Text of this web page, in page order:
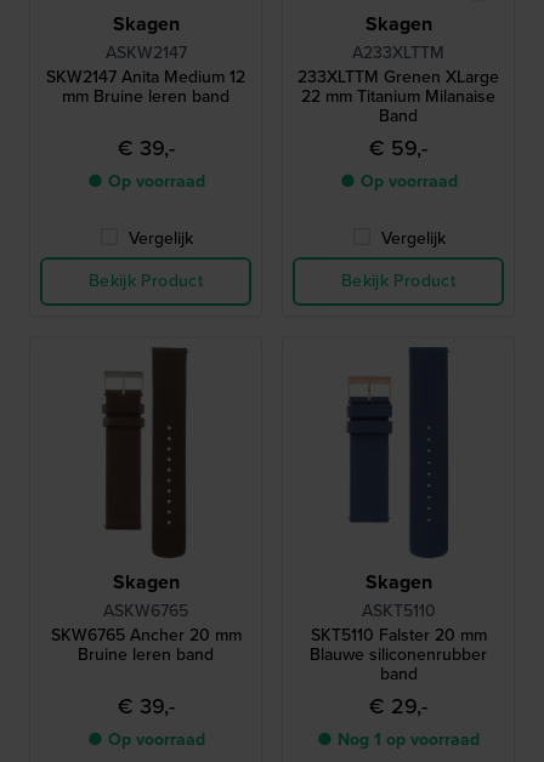
Skagen
ASKW2147
SKW2147 Anita Medium 12
mm Bruine leren band
€ 39,-
● Op voorraad
Vergelijk
Bekijk Product
Skagen
A233XLTTM
233XLTTM Grenen XLarge
22 mm Titanium Milanaise
Band
€ 59,-
● Op voorraad
Vergelijk
Bekijk Product
Skagen
ASKW6765
SKW6765 Ancher 20 mm
Bruine leren band
€ 39,-
● Op voorraad
Skagen
ASKT5110
SKT5110 Falster 20 mm
Blauwe siliconenrubber
band
€ 29,-
● Nog 1 op voorraad